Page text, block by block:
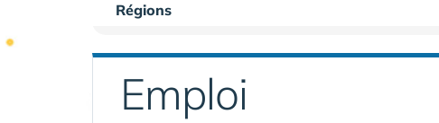
Régions
Emploi